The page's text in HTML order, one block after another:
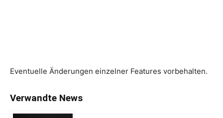
Eventuelle Änderungen einzelner Features vorbehalten.
Verwandte News